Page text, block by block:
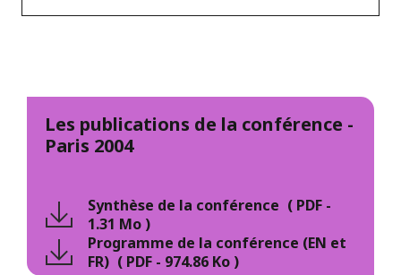
Les publications de la conférence -
Paris 2004
Synthèse de la conférence ( PDF -
1.31 Mo )
Programme de la conférence (EN et
FR) ( PDF - 974.86 Ko )